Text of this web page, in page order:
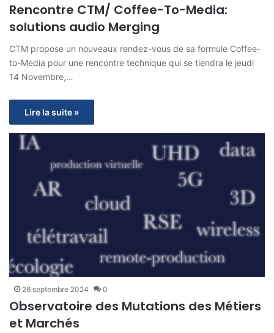
Rencontre CTM/ Coffee-To-Media:
solutions audio Merging
CTM propose un nouveaux rendez-vous de sa formule Coffee-
to-Media pour une rencontre technique qui se tiendra le jeudi
14 Novembre,…
Lire la suite »
26 septembre 2024 0
Observatoire des Mutations des Métiers
et Marchés